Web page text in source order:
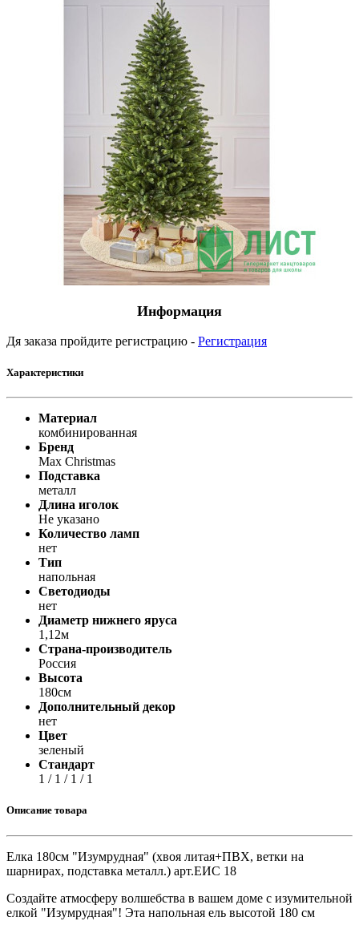
Информация
Дя заказа пройдите регистрацию - Регистрация
Характеристики
Материал
комбинированная
Бренд
Max Christmas
Подставка
металл
Длина иголок
Не указано
Количество ламп
нет
Тип
напольная
Светодиоды
нет
Диаметр нижнего яруса
1,12м
Страна-производитель
Россия
Высота
180см
Дополнительный декор
нет
Цвет
зеленый
Стандарт
1 / 1 / 1 / 1
Описание товара
Елка 180см "Изумрудная" (хвоя литая+ПВХ, ветки на
шарнирах, подставка металл.) арт.ЕИС 18
Создайте атмосферу волшебства в вашем доме с изумительной
елкой "Изумрудная"! Эта напольная ель высотой 180 см